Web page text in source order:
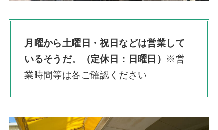
月曜から土曜日・祝日などは営業して
いるそうだ。（定休日：日曜日） ※営
業時間等は各ご確認ください